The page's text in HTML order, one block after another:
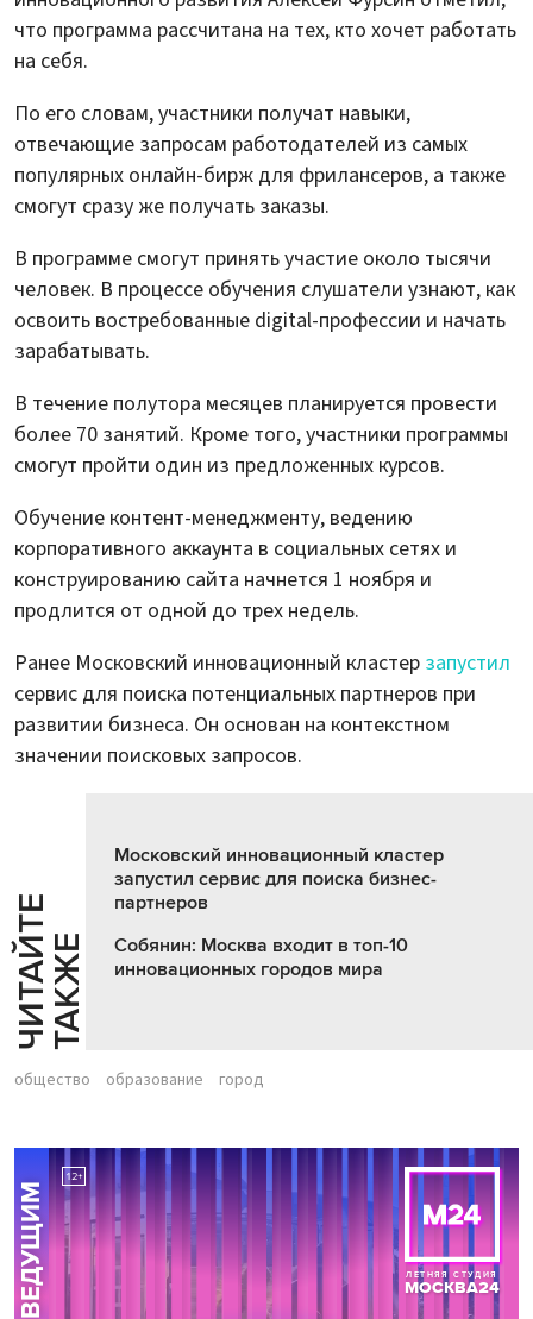
что программа рассчитана на тех, кто хочет работать
на себя.
По его словам, участники получат навыки,
отвечающие запросам работодателей из самых
популярных онлайн-бирж для фрилансеров, а также
смогут сразу же получать заказы.
В программе смогут принять участие около тысячи
человек. В процессе обучения слушатели узнают, как
освоить востребованные digital-профессии и начать
зарабатывать.
В течение полутора месяцев планируется провести
более 70 занятий. Кроме того, участники программы
смогут пройти один из предложенных курсов.
Обучение контент-менеджменту, ведению
корпоративного аккаунта в социальных сетях и
конструированию сайта начнется 1 ноября и
продлится от одной до трех недель.
Ранее Московский инновационный кластер запустил
сервис для поиска потенциальных партнеров при
развитии бизнеса. Он основан на контекстном
значении поисковых запросов.
Ч
И
Т
АЙ
Т
Е
Т
А
К
ЖЕ
Московский инновационный кластер
запустил сервис для поиска бизнес-
партнеров
Собянин: Москва входит в топ-10
инновационных городов мира
общество образование город